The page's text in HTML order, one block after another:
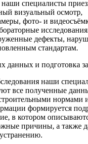
специалисты
визуальный осмотр,
фото- и
дефекты,
стандартам.
данных и подготовка
наши
все полученные
нормами
формируется
в котором
причины, а также